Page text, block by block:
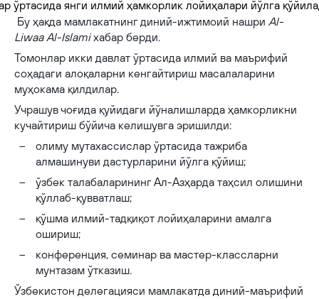
Бу ҳақда мамлакатнинг диний-ижтимоий нашри Al-
Liwaa Al-Islamiхабар берди.
Томонлар икки давлат ўртасида илмий ва маърифий
соҳадаги алоқаларни кенгайтириш масалаларини
муҳокама қилдилар.
Учрашув чоғида қуйидаги йўналишларда ҳамкорликни
кучайтириш бўйича келишувга эришилди:
олиму мутахассислар ўртасида тажриба
алмашинуви дастурларини йўлга қўйиш;
ўзбек талабаларининг Ал-Азҳарда таҳсил олишини
қўллаб-қувватлаш;
қўшма илмий-тадқиқот лойиҳаларини амалга
ошириш;
конференция, семинар ва мастер-классларни
мунтазам ўтказиш.
Ўзбекистон делегацияси мамлакатда диний-маърифий